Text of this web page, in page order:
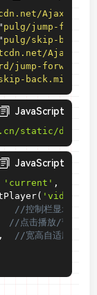
Ajax/libs/
" pulg/jump-
" pulg/skip-back/
Ajax/
jump-
back.min.js
JavaScript
static/
JavaScript
'current' ,
( 'video'
//控制栏显示的插件
//点击播放/暂停,
,
//宽高自适应